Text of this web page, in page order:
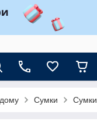
Сумки Сумки